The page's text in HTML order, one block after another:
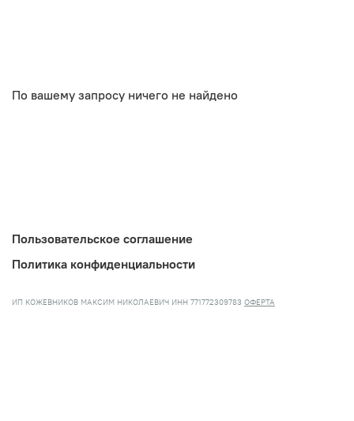
По вашему запросу ничего не найдено
Пользовательское соглашение
Политика конфиденциальности
ИП КОЖЕВНИКОВ МАКСИМ НИКОЛАЕВИЧ ИНН 771772309783 ОФЕРТА